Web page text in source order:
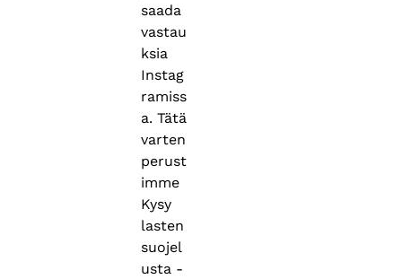
saada
vastau
ksia
Instag
ramiss
a. Tätä
varten
perust
imme
Kysy
lasten
suojel
usta -